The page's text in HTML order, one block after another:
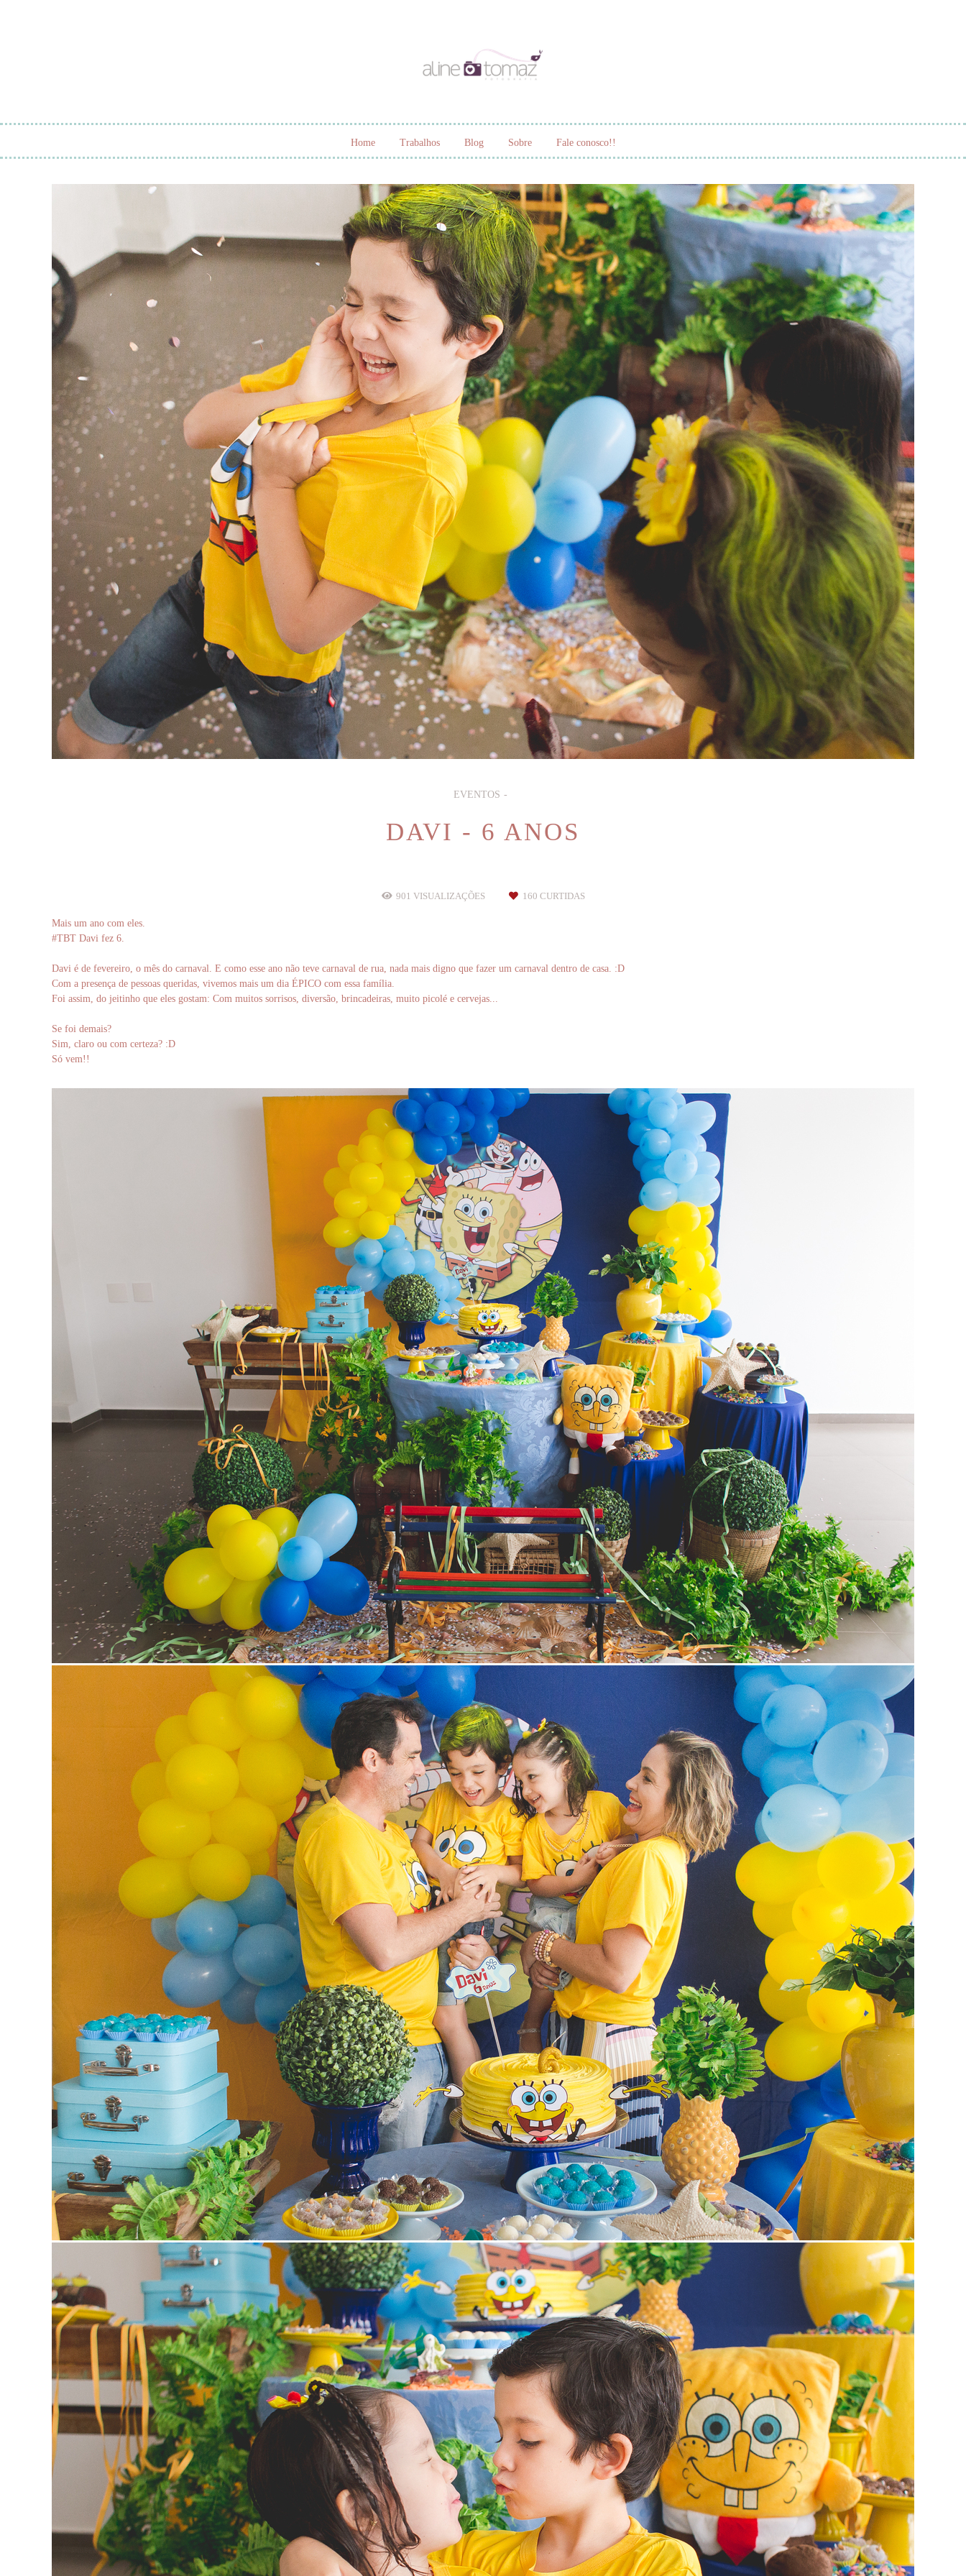
Home Trabalhos Blog Sobre Fale conosco!!
EVENTOS
DAVI - 6 ANOS
901 VISUALIZAÇÕES 160 CURTIDAS
Mais um ano com eles.
#TBT Davi fez 6.
Davi é de fevereiro, o mês do carnaval. E como esse ano não teve carnaval de rua, nada mais digno que fazer um carnaval dentro de casa. :D
Com a presença de pessoas queridas, vivemos mais um dia ÉPICO com essa família.
Foi assim, do jeitinho que eles gostam: Com muitos sorrisos, diversão, brincadeiras, muito picolé e cervejas...
Se foi demais?
Sim, claro ou com certeza? :D
Só vem!!